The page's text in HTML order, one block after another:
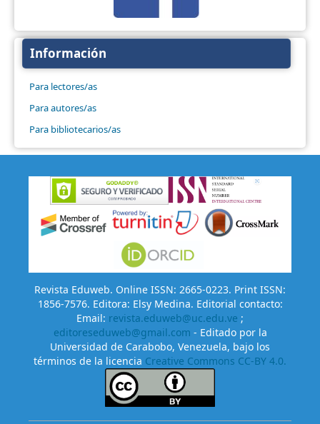
Información
Para lectores/as
Para autores/as
Para bibliotecarios/as
Revista Eduweb. Online ISSN: 2665-0223. Print ISSN:
1856-7576. Editora: Elsy Medina. Editorial contacto:
Email: revista.eduweb@uc.edu.ve ;
editoreseduweb@gmail.com - Editado por la
Universidad de Carabobo, Venezuela, bajo los
términos de la licencia Creative Commons CC-BY 4.0.